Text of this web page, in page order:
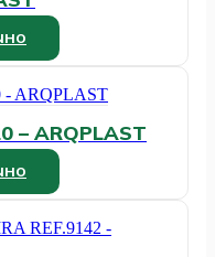
– ARQPLAST